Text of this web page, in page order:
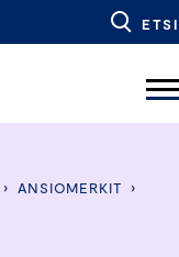
ETSI
› ANSIOMERKIT
›